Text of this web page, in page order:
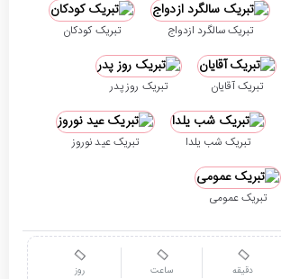
روز ساعت دقیقه
تبریک سالگرد ازدواج تبریک کودکان
تبریک آقایان تبریک روز پدر
تبریک شب یلدا تبریک عید نوروز
تبریک عمومی